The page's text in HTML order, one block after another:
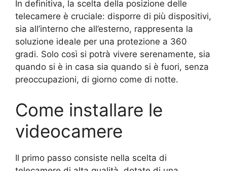
In definitiva, la scelta della posizione delle
telecamere è cruciale: disporre di più dispositivi,
sia all’interno che all’esterno, rappresenta la
soluzione ideale per una protezione a 360
gradi. Solo così si potrà vivere serenamente, sia
quando si è in casa sia quando si è fuori, senza
preoccupazioni, di giorno come di notte.
Come installare le
videocamere
Il primo passo consiste nella scelta di